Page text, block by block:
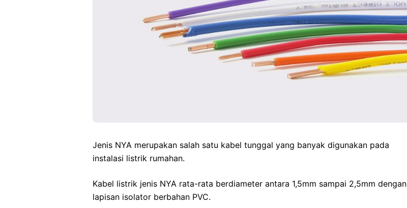
Jenis NYA merupakan salah satu kabel tunggal yang banyak digunakan pada
instalasi listrik rumahan.
Kabel listrik jenis NYA rata-rata berdiameter antara 1,5mm sampai 2,5mm dengan
lapisan isolator berbahan PVC.